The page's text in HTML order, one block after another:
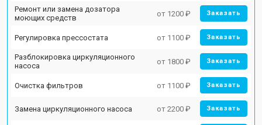
Ремонт или замена дозатора
моющих средств
от 1200 ₽ Заказать
Регулировка прессостата от 1100 ₽ Заказать
Разблокировка циркуляционного
насоса
от 1800 ₽ Заказать
Очистка фильтров от 1100 ₽ Заказать
Замена циркуляционного насоса от 2200 ₽ Заказать